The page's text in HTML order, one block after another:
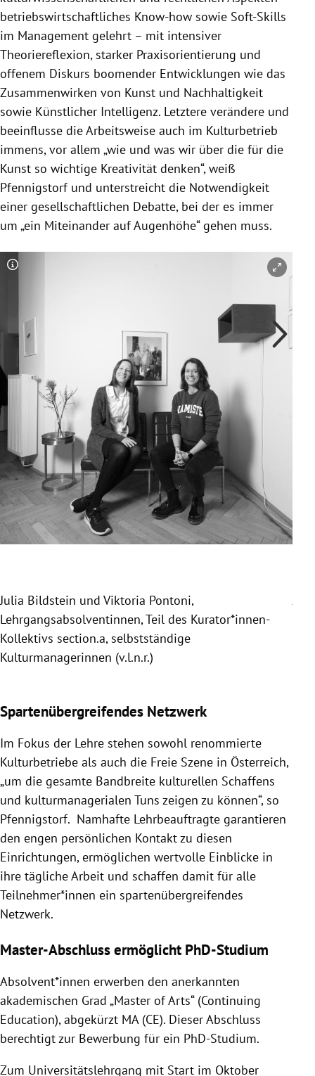
betriebswirtschaftliches Know-how sowie Soft-Skills
im Management gelehrt – mit intensiver
Theoriereflexion, starker Praxisorientierung und
offenem Diskurs boomender Entwicklungen wie das
Zusammenwirken von Kunst und Nachhaltigkeit
sowie Künstlicher Intelligenz. Letztere verändere und
beeinflusse die Arbeitsweise auch im Kulturbetrieb
immens, vor allem „wie und was wir über die für die
Kunst so wichtige Kreativität denken“, weiß
Pfennigstorf und unterstreicht die Notwendigkeit
einer gesellschaftlichen Debatte, bei der es immer
um „ein Miteinander auf Augenhöhe“ gehen muss.
Copyright-Hinweis öffnen/schließen
Julia Bildstein und Viktoria Pontoni,
Lehrgangsabsolventinnen, Teil des Kurator*innen-
Kollektivs section.a, selbstständige
Kulturmanagerinnen (v.l.n.r.)
Spartenübergreifendes Netzwerk
Im Fokus der Lehre stehen sowohl renommierte
Kulturbetriebe als auch die Freie Szene in Österreich,
„um die gesamte Bandbreite kulturellen Schaffens
und kulturmanagerialen Tuns zeigen zu können“, so
Pfennigstorf. Namhafte Lehrbeauftragte garantieren
den engen persönlichen Kontakt zu diesen
Einrichtungen, ermöglichen wertvolle Einblicke in
ihre tägliche Arbeit und schaffen damit für alle
Teilnehmer*innen ein spartenübergreifendes
Netzwerk.
Master-Abschluss ermöglicht PhD-Studium
Absolvent*innen erwerben den anerkannten
akademischen Grad „Master of Arts“ (Continuing
Education), abgekürzt MA (CE). Dieser Abschluss
berechtigt zur Bewerbung für ein PhD-Studium.
Zum Universitätslehrgang mit Start im Oktober